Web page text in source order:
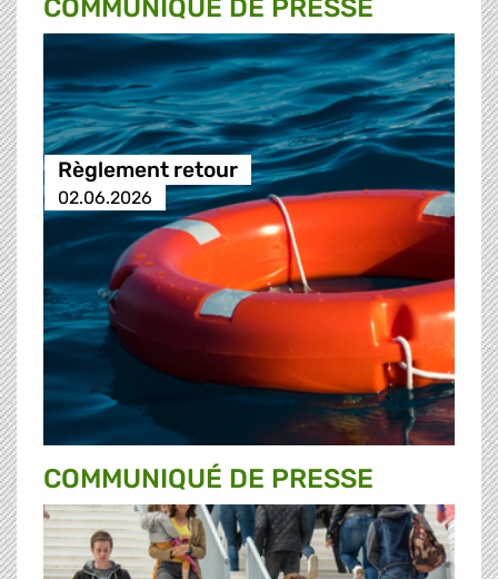
COMMUNIQUÉ DE PRESSE
Règlement retour
02.06.2026
COMMUNIQUÉ DE PRESSE